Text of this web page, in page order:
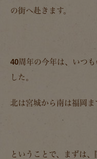
の街へ赴きます。
40周年の今年は、いつ
した。
北は宮城から南は福岡ま
ということで、まずは